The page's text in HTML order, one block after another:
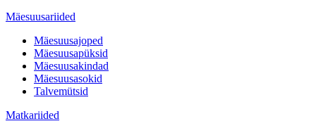
Mäesuusariided
Mäesuusajoped
Mäesuusapüksid
Mäesuusakindad
Mäesuusasokid
Talvemütsid
Matkariided